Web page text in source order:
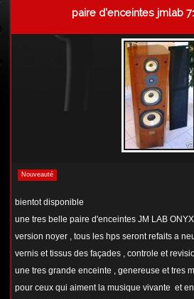
paire d'enceintes jmlab
Nouveauté
bientot disponible
une tres belle paire d'enceintes JM LAB
version noyer , tous les hps seront refaits a
vernis et tissus des façades , controle et
une tres grande enceinte , genereuse et tres
pour ceux qui aiment la musique vivante et